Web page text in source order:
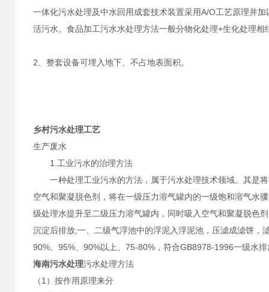
一体化污水处理及中水回用成套技术装置采用A/O工艺原理并
活污水。食品加工污水水处理方法一般分物化处理+生化处理相
2、整套设备可埋入地下、不占地表面积。
乡村污水处理工艺
生产废水
1.工业污水的治理方法
一种处理工业污水的方法，属于污水处理技术领域。其是将
空气和聚凝脱色剂，将在一级压力溶气罐内的一级饱和溶气水
级处理水提升至二级压力溶气罐内，同时吸入空气和聚凝脱色
沉淀后排放;一、二级气浮池中的浮泥入浮泥池，压滤成滤饼
90%、95%、90%以上、75-80%，符合GB8978-1996一级水
海南污水处理污水处理方法
（1）按作用原理来分